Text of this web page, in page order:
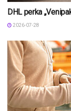
DHL perka
2026-07-28